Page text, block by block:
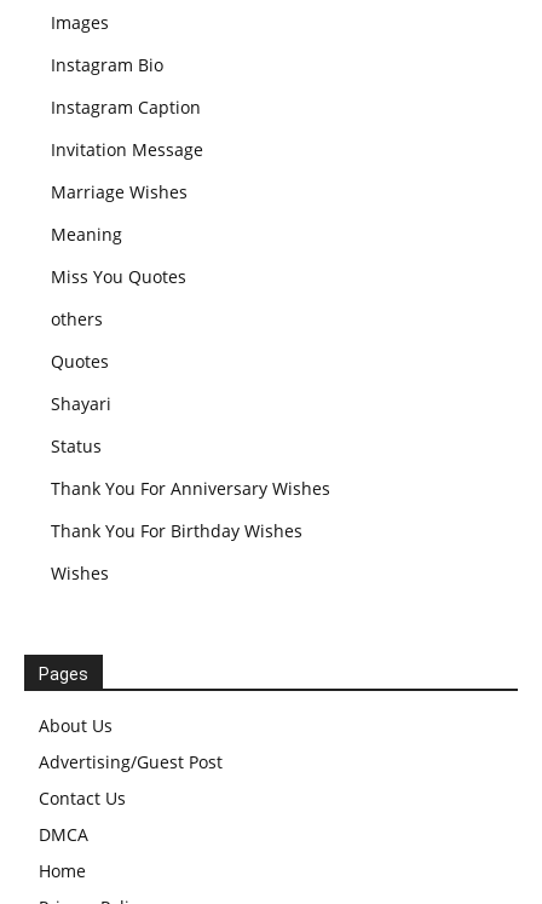
Images
Instagram Bio
Instagram Caption
Invitation Message
Marriage Wishes
Meaning
Miss You Quotes
others
Quotes
Shayari
Status
Thank You For Anniversary Wishes
Thank You For Birthday Wishes
Wishes
Pages
About Us
Advertising/Guest Post
Contact Us
DMCA
Home